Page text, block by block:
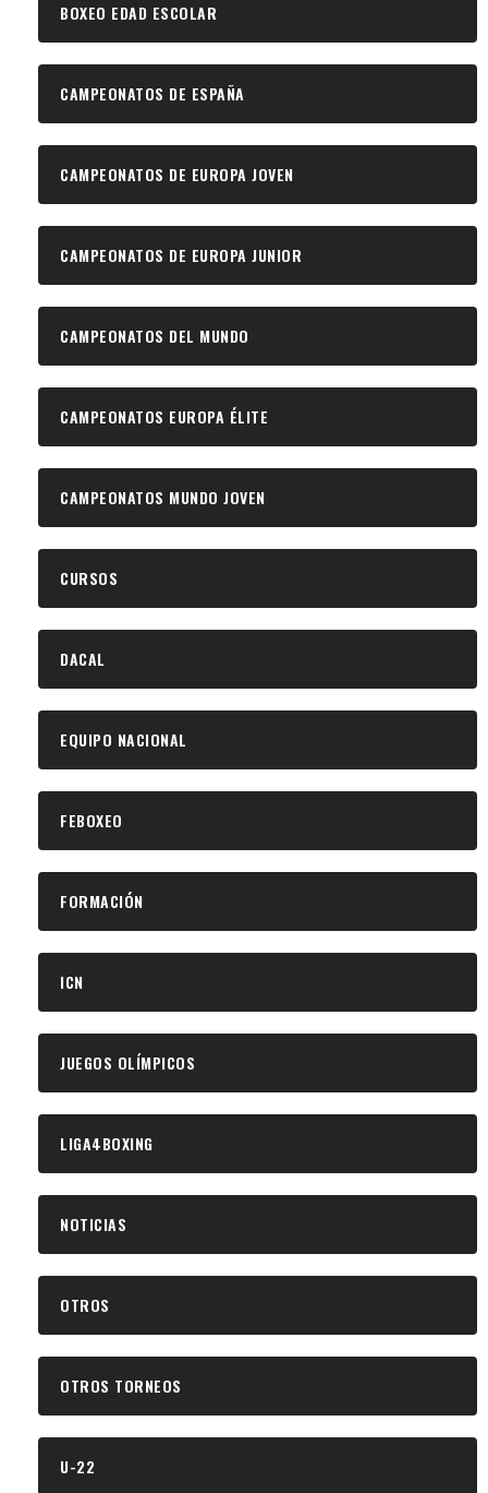
BOXEO EDAD ESCOLAR
CAMPEONATOS DE ESPAÑA
CAMPEONATOS DE EUROPA JOVEN
CAMPEONATOS DE EUROPA JUNIOR
CAMPEONATOS DEL MUNDO
CAMPEONATOS EUROPA ÉLITE
CAMPEONATOS MUNDO JOVEN
CURSOS
DACAL
EQUIPO NACIONAL
FEBOXEO
FORMACIÓN
ICN
JUEGOS OLÍMPICOS
LIGA4BOXING
NOTICIAS
OTROS
OTROS TORNEOS
U-22